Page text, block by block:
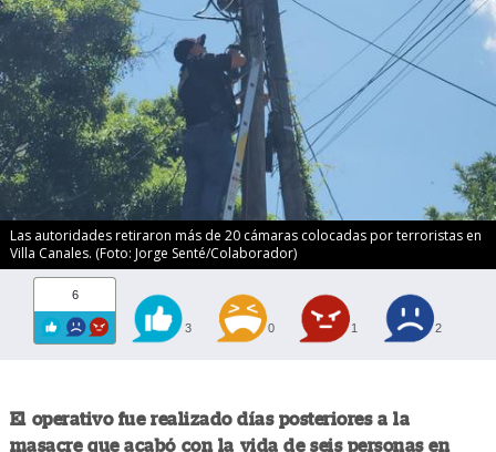
Las autoridades retiraron más de 20 cámaras colocadas por terroristas en
Villa Canales. (Foto: Jorge Senté/Colaborador)
6
3 0 1 2
El operativo fue realizado días posteriores a la
masacre que acabó con la vida de seis personas en